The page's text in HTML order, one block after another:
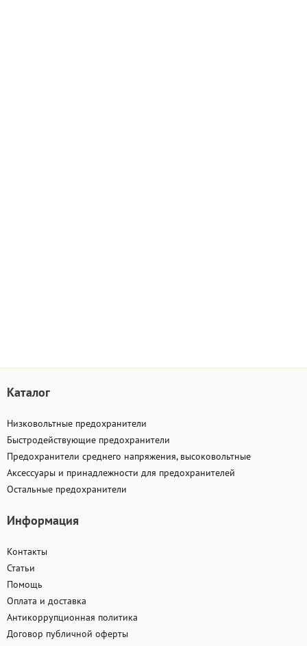
Каталог
Низковольтные предохранители
Быстродействующие предохранители
Предохранители среднего напряжения, высоковольтные
Аксессуары и принадлежности для предохранителей
Остальные предохранители
Информация
Контакты
Статьи
Помощь
Оплата и доставка
Антикоррупционная политика
Договор публичной оферты